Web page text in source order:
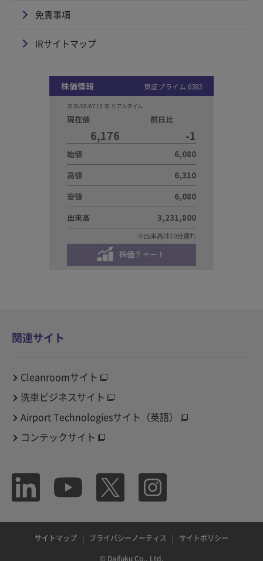
免責事項
IRサイトマップ
関連サイト
Cleanroomサイト
洗車ビジネスサイト
Airport Technologiesサイト（英語）
コンテックサイト
サイトマップ プライバシーノーティス
サイトポリシー
© Daifuku Co., Ltd.